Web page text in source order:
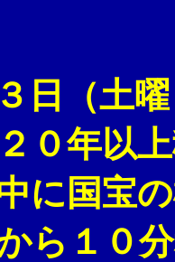
土曜
以上穂
に国宝
０分程